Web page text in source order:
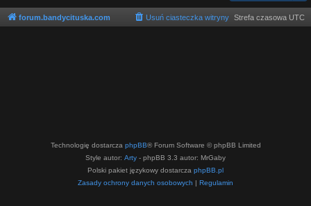
forum.bandycituska.com Strefa czasowa UTC
Usuń ciasteczka witryny
Technologię dostarcza phpBB® Forum Software © phpBB Limited
Style autor: Arty - phpBB 3.3 autor: MrGaby
Polski pakiet językowy dostarcza phpBB.pl
Zasady ochrony danych osobowych | Regulamin